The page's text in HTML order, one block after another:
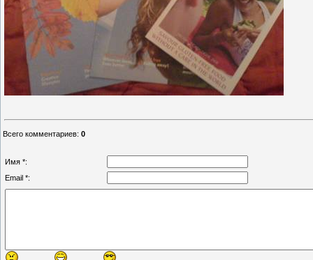
Всего комментариев: 0
Имя *:
Email *: